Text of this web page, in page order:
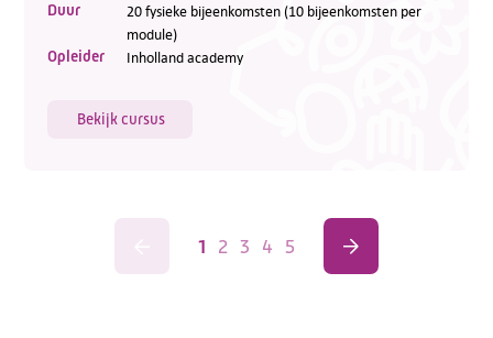
Duur
20 fysieke bijeenkomsten (10 bijeenkomsten per
module)
Opleider Inholland academy
Bekijk cursus
1 2 3 4 5